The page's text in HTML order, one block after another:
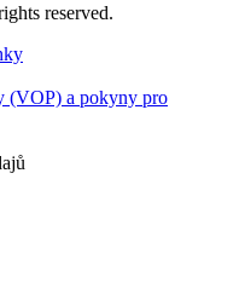
reserved.
(VOP) a pokyny pro